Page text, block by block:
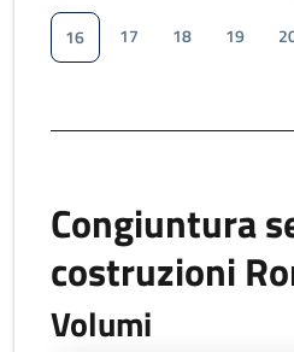
16
17 18 19
Congiuntura
costruzioni
Volumi